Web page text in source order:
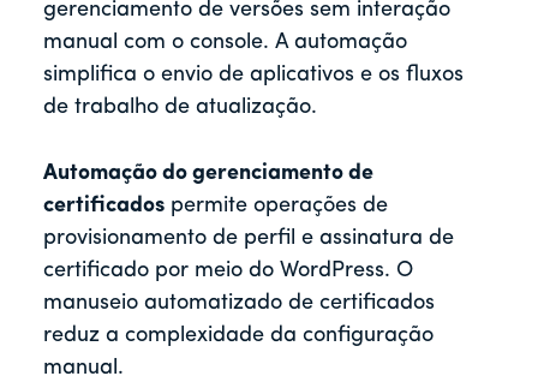
gerenciamento de versões sem interação
manual com o console. A automação
simplifica o envio de aplicativos e os fluxos
de trabalho de atualização.
Automação do gerenciamento de
certificados permite operações de
provisionamento de perfil e assinatura de
certificado por meio do WordPress. O
manuseio automatizado de certificados
reduz a complexidade da configuração
manual.